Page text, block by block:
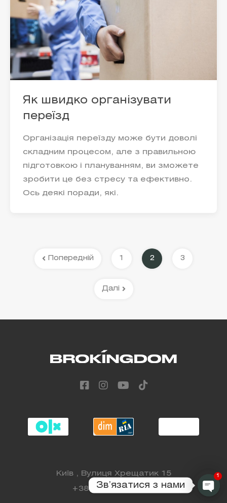
Як швидко організувати
переїзд
Організація переїзду може бути доволі
складним процесом, але з правильною
підготовкою і плануванням, ви зможете
зробити це без стресу та ефективно.
Ось деякі поради, які.
Попередній 1 2 3
Далі
Київ , Вулиця Хрещатик 15
+38 (068) 808 88 98
Звʼязатися з нами
1